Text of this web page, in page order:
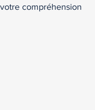
compréhension